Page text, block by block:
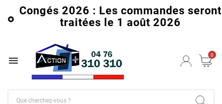

Congés 2026 : Les commandes seront
traitées le 1 août 2026
 0